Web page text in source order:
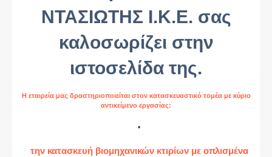
ΝΤΑΣΙΩΤΗΣ Ι.Κ.Ε. σας
καλοσωρίζει στην
ιστοσελίδα της.
Η εταιρεία μας δραστηριοποιείται στον κατασκευαστικό τομέα με κύριο
αντικείμενο εργασίας:
την κατασκευή βιομηχανικών κτιρίων με οπλισμένα